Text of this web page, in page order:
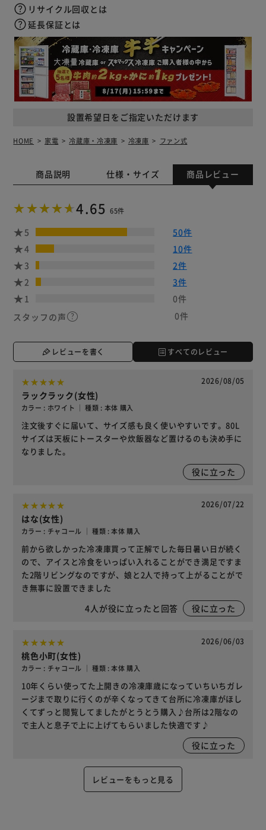
設置希望日をご指定いただけます
リサイクル回収とは
延長保証とは
HOME 家電 冷蔵庫・冷凍庫 冷凍庫 ファン式
商品説明 仕様・サイズ 商品レビュー
4.65 65件
5
50件
4
10件
3
2件
2
3件
1
0件
スタッフの声
0件
レビューを書く すべてのレビュー
2026/08/05
ラックラック(女性)
カラー : ホワイト ｜ 種類 : 本体 購入
注文後すぐに届いて、サイズ感も良く使いやすいです。80L
サイズは天板にトースターや炊飯器など置けるのも決め手に
なりました。
役に立った
2026/07/22
はな(女性)
カラー : チャコール ｜ 種類 : 本体 購入
前から欲しかった冷凍庫買って正解でした毎日暑い日が続く
ので、アイスと冷食をいっぱい入れることができ満足ですま
た2階リビングなのですが、娘と2人で持って上がることがで
き無事に設置できました
4人が役に立ったと回答 役に立った
2026/06/03
桃色小町(女性)
カラー : チャコール ｜ 種類 : 本体 購入
10年くらい使ってた上開きの冷凍庫歳になっていちいちガレ
ージまで取りに行くのが辛くなってきて台所に冷凍庫がほし
くてずっと閲覧してましたがとうとう購入♪台所は2階なの
で主人と息子で上に上げてもらいました快適です♪
役に立った
レビューをもっと見る